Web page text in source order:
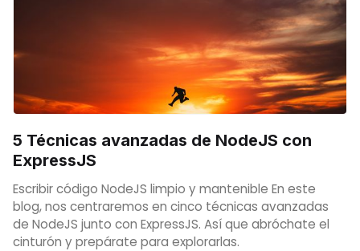
5 Técnicas avanzadas de NodeJS con
ExpressJS
Escribir código NodeJS limpio y mantenible En este
blog, nos centraremos en cinco técnicas avanzadas
de NodeJS junto con ExpressJS. Así que abróchate el
cinturón y prepárate para explorarlas.